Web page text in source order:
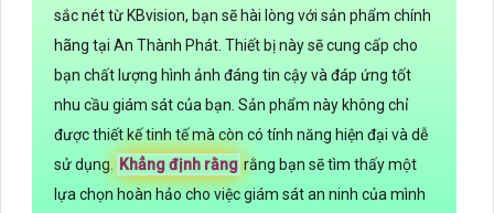
sắc nét từ KBvision, bạn sẽ hài lòng với sản phẩm chính
hãng tại An Thành Phát. Thiết bị này sẽ cung cấp cho
bạn chất lượng hình ảnh đáng tin cậy và đáp ứng tốt
nhu cầu giám sát của bạn. Sản phẩm này không chỉ
được thiết kế tinh tế mà còn có tính năng hiện đại và dễ
sử dụng.
Khẳng định rằng rằng bạn sẽ tìm thấy một
lựa chọn hoàn hảo cho việc giám sát an ninh của mình